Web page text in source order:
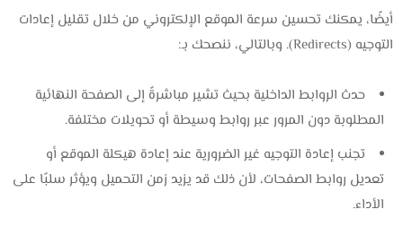
أيضًا، يمكنك تحسين سرعة الموقع الإلكتروني من خلال تقليل إعادات
التوجيه (Redirects). وبالتالي، ننصحك بـ:
حدث الروابط الداخلية بحيث تشير مباشرةً إلى الصفحة النهائية
المطلوبة دون المرور عبر روابط وسيطة أو تحويلات مختلفة.
تجنب إعادة التوجيه غير الضرورية عند إعادة هيكلة الموقع أو
تعديل روابط الصفحات، لأن ذلك قد يزيد زمن التحميل ويؤثر سلبًا على
الأداء.